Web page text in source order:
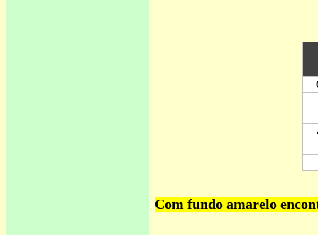
Com fundo amarelo